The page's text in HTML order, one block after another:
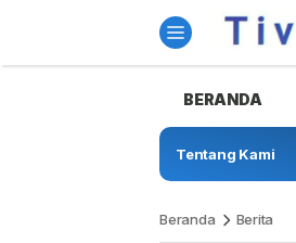
BERANDA
Tentang Kami
Beranda Berita